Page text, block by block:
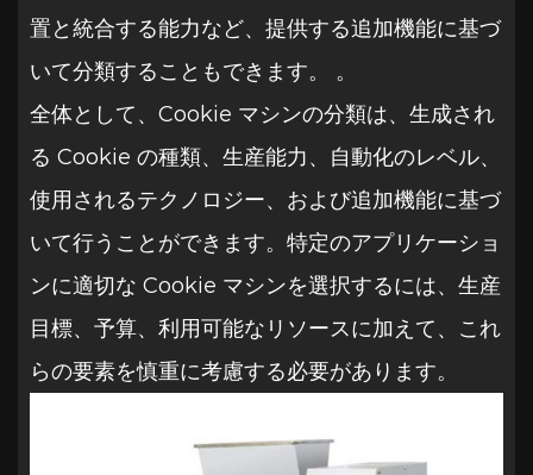
置と統合する能力など、提供する追加機能に基づ
いて分類することもできます。 。
全体として、Cookie マシンの分類は、生成され
る Cookie の種類、生産能力、自動化のレベル、
使用されるテクノロジー、および追加機能に基づ
いて行うことができます。特定のアプリケーショ
ンに適切な Cookie マシンを選択するには、生産
目標、予算、利用可能なリソースに加えて、これ
らの要素を慎重に考慮する必要があります。